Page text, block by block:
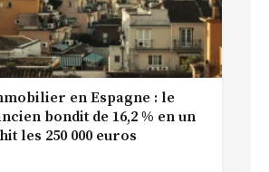
en Espagne : le
bondit de 16,2 % en un
les 250 000 euros